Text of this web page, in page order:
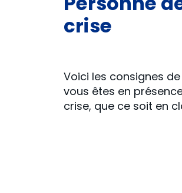
crise
Voici les consignes
vous êtes en
crise, que ce soit en